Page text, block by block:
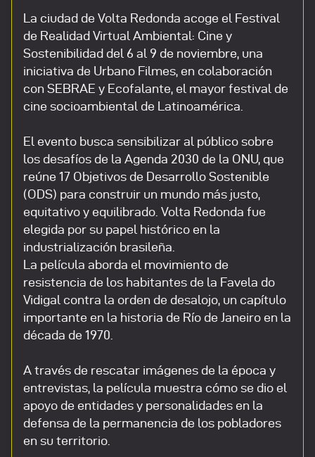
La ciudad de Volta Redonda acoge el Festival
de Realidad Virtual Ambiental: Cine y
Sostenibilidad del 6 al 9 de noviembre, una
iniciativa de Urbano Filmes, en colaboración
con SEBRAE y Ecofalante, el mayor festival de
cine socioambiental de Latinoamérica.
El evento busca sensibilizar al público sobre
los desafíos de la Agenda 2030 de la ONU, que
reúne 17 Objetivos de Desarrollo Sostenible
(ODS) para construir un mundo más justo,
equitativo y equilibrado. Volta Redonda fue
elegida por su papel histórico en la
industrialización brasileña.
La película aborda el movimiento de
resistencia de los habitantes de la Favela do
Vidigal contra la orden de desalojo, un capítulo
importante en la historia de Río de Janeiro en la
década de 1970.
A través de rescatar imágenes de la época y
entrevistas, la película muestra cómo se dio el
apoyo de entidades y personalidades en la
defensa de la permanencia de los pobladores
en su territorio.